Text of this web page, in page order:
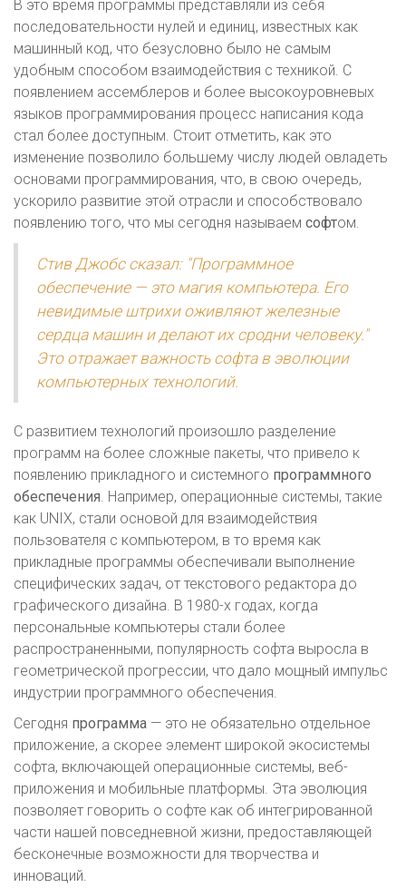
В это время программы представляли из себя
последовательности нулей и единиц, известных как
машинный код, что безусловно было не самым
удобным способом взаимодействия с техникой. С
появлением ассемблеров и более высокоуровневых
языков программирования процесс написания кода
стал более доступным. Стоит отметить, как это
изменение позволило большему числу людей овладеть
основами программирования, что, в свою очередь,
ускорило развитие этой отрасли и способствовало
появлению того, что мы сегодня называем софтом.
Стив Джобс сказал: "Программное
обеспечение — это магия компьютера. Его
невидимые штрихи оживляют железные
сердца машин и делают их сродни человеку."
Это отражает важность софта в эволюции
компьютерных технологий.
С развитием технологий произошло разделение
программ на более сложные пакеты, что привело к
появлению прикладного и системного программного
обеспечения. Например, операционные системы, такие
как UNIX, стали основой для взаимодействия
пользователя с компьютером, в то время как
прикладные программы обеспечивали выполнение
специфических задач, от текстового редактора до
графического дизайна. В 1980-х годах, когда
персональные компьютеры стали более
распространенными, популярность софта выросла в
геометрической прогрессии, что дало мощный импульс
индустрии программного обеспечения.
Сегодня программа — это не обязательно отдельное
приложение, а скорее элемент широкой экосистемы
софта, включающей операционные системы, веб-
приложения и мобильные платформы. Эта эволюция
позволяет говорить о софте как об интегрированной
части нашей повседневной жизни, предоставляющей
бесконечные возможности для творчества и
инноваций.